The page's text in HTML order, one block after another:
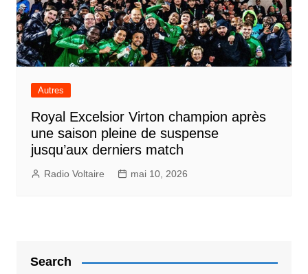
Autres
Royal Excelsior Virton champion après
une saison pleine de suspense
jusqu’aux derniers match
Radio Voltaire mai 10, 2026
Search